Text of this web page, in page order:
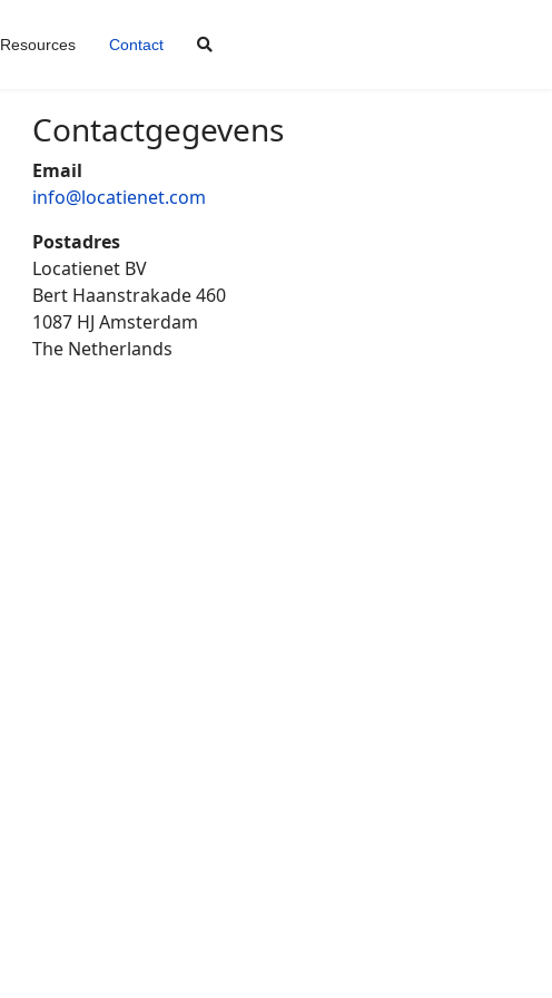
Resources Contact
Contactgegevens
Email
info@locatienet.com
Postadres
Locatienet BV
Bert Haanstrakade 460
1087 HJ Amsterdam
The Netherlands